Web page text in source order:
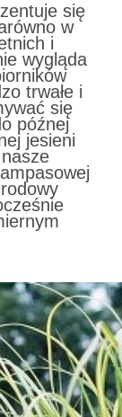
się
w
i
wygląda
trwałe i
się
późnej
jesieni